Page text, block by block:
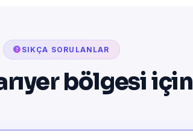
SIKÇA SORULANLAR
bölgesi için